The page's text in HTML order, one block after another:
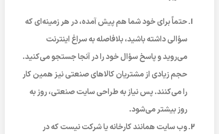
حتماً برای خود شما هم پیش آمده، در هر زمینه‌ای که
سؤالی داشته باشید، بلافاصله به سراغ اینترنت
می‌روید و پاسخ سؤال خود را در آنجا جستجو می‌کنید.
حجم زیادی از مشتریان کالاهای صنعتی نیز همین کار
را می‌کنند. پس نیاز به طراحی سایت صنعتی، روز به
روز بیشتر می‌شود.
وب سایت همانند کارخانه یا شرکت نیست که در